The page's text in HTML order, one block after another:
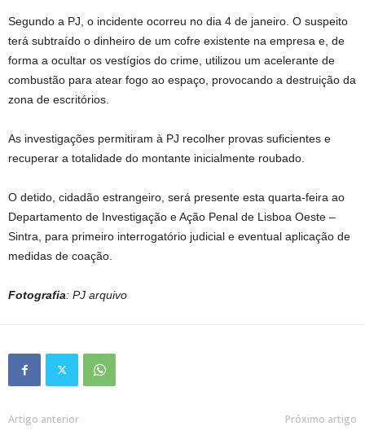
Segundo a PJ, o incidente ocorreu no dia 4 de janeiro. O suspeito
terá subtraído o dinheiro de um cofre existente na empresa e, de
forma a ocultar os vestígios do crime, utilizou um acelerante de
combustão para atear fogo ao espaço, provocando a destruição da
zona de escritórios.
As investigações permitiram à PJ recolher provas suficientes e
recuperar a totalidade do montante inicialmente roubado.
O detido, cidadão estrangeiro, será presente esta quarta-feira ao
Departamento de Investigação e Ação Penal de Lisboa Oeste –
Sintra, para primeiro interrogatório judicial e eventual aplicação de
medidas de coação.
Fotografia: PJ arquivo
Artigo anterior Próximo artigo